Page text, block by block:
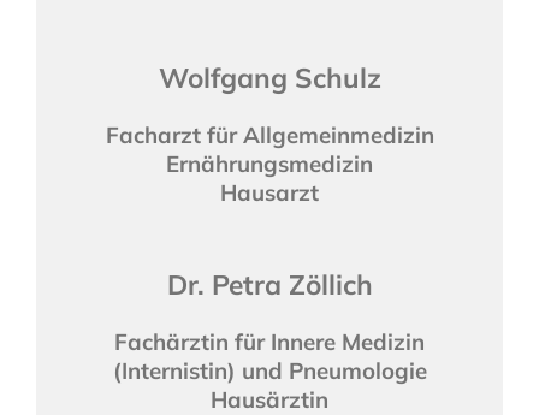
Wolfgang Schulz
Facharzt für Allgemeinmedizin
Ernährungsmedizin
Hausarzt
Dr. Petra Zöllich
Fachärztin für Innere Medizin
(Internistin) und Pneumologie
Hausärztin